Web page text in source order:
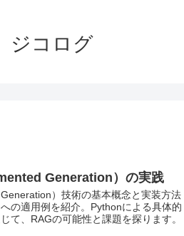
ジコログ
Generation）の実践
）技術の基本概念と実装方法
の適用例を紹介。Pythonによる具体的
て、RAGの可能性と課題を探ります。